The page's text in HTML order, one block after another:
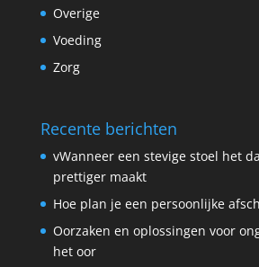
Overige
Voeding
Zorg
Recente berichten
vWanneer een stevige stoel het
prettiger maakt
Hoe plan je een persoonlijke
Oorzaken en oplossingen voor
het oor